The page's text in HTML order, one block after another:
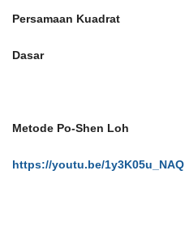
Persamaan Kuadrat
Dasar
Metode Po-Shen Loh
https://youtu.be/1y3K05u_NAQ